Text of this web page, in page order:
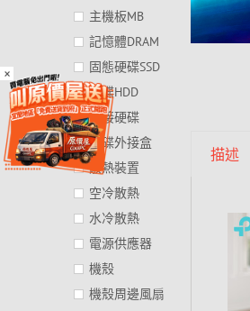
×
描述
主機板MB
記憶體DRAM
固態硬碟SSD
硬碟HDD
外接硬碟
硬碟外接盒
散熱裝置
空冷散熱
水冷散熱
電源供應器
機殼
機殼周邊風扇